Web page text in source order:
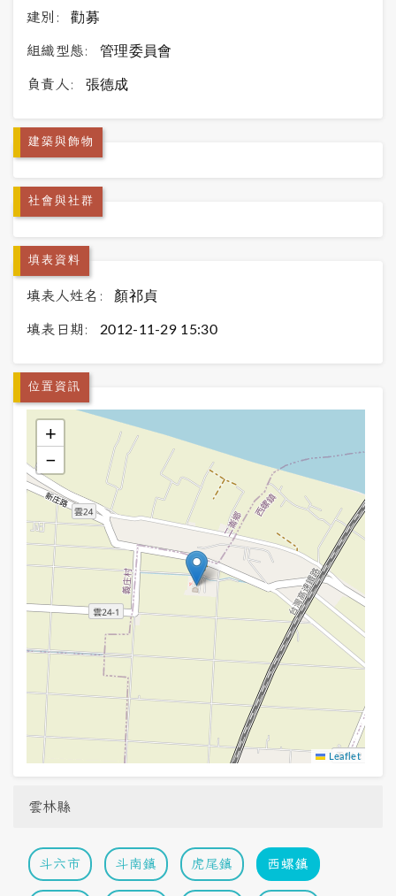
建別: 勸募
組織型態: 管理委員會
負責人: 張德成
建築與飾物
社會與社群
填表資料
填表人姓名: 顏祁貞
填表日期: 2012-11-29 15:30
位置資訊
+
−
Leaflet
雲林縣
斗六市 斗南鎮 虎尾鎮 西螺鎮